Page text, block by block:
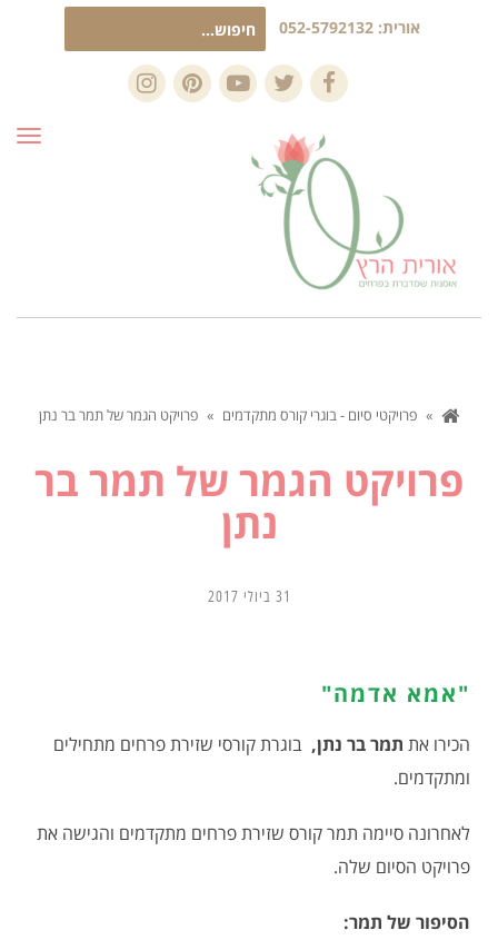
אורית: 052-5792132
עבור:
Facebook
Twitter
YouTube
Pinterest
Instagram
» פרויקטי סיום - בוגרי קורס מתקדמים » פרויקט הגמר של תמר בר נתן
פרויקט הגמר של תמר בר
נתן
31 ביולי 2017
"אמא אדמה"
הכירו את תמר בר נתן, בוגרת קורסי שזירת פרחים מתחילים
ומתקדמים.
לאחרונה סיימה תמר קורס שזירת פרחים מתקדמים והגישה את
פרויקט הסיום שלה.
הסיפור של תמר: